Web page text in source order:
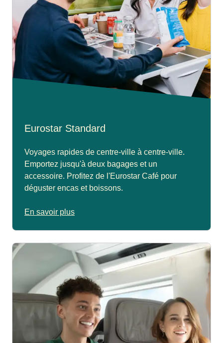
Eurostar Standard
Voyages rapides de centre-ville à centre-ville.
Emportez jusqu'à deux bagages et un
accessoire. Profitez de l'Eurostar Café pour
déguster encas et boissons.
En savoir plus